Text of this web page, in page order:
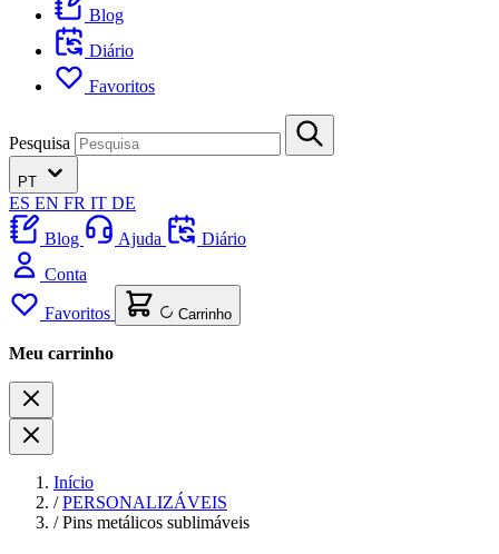
Blog
Diário
Favoritos
Pesquisa
PT
ES EN FR IT DE
Blog
Ajuda
Diário
Conta
Favoritos Carrinho
Meu carrinho
Início
/ PERSONALIZÁVEIS
/ Pins metálicos sublimáveis